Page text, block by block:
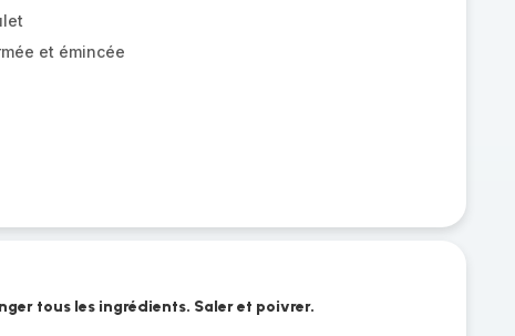
et émincée
tous les ingrédients. Saler et poivrer.